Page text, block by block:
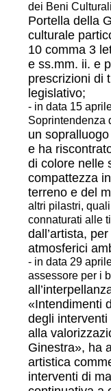
dei Beni
Portella della
culturale
10 comma 3
e ss.mm. ii. e
prescrizioni di
legislativo;
- in data 15
Soprintendenza
un
e ha
di colore nelle
compattezza
terreno e del
altri pilastri,
connaturati alle
dall’artista,
atmosferici
- in data 29
assessore per i
«Intendimenti
degli
alla
Ginestra», ha
artistica
interventi di